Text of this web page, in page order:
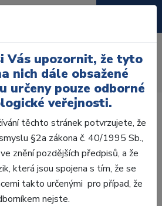
Matricové systémy
Vás upozornit, že tyto
nich dále obsažené
určeny pouze odborné
veřejnosti.
těchto stránek potvrzujete, že
§2a zákona č. 40/1995 Sb.,
znění pozdějších předpisů, a že
která jsou spojena s tím, že se
takto určenými pro případ, že
nejste.